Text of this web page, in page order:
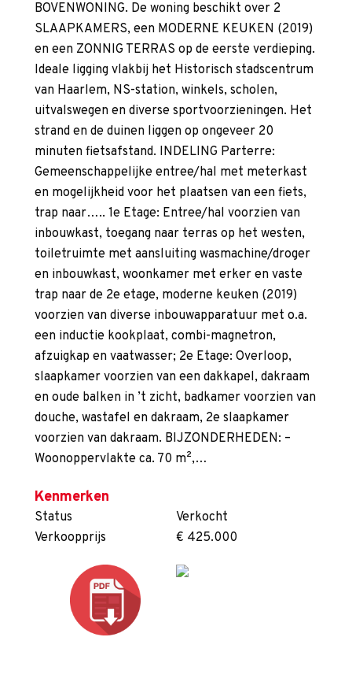
BOVENWONING. De woning beschikt over 2
SLAAPKAMERS, een MODERNE KEUKEN (2019)
en een ZONNIG TERRAS op de eerste verdieping.
Ideale ligging vlakbij het Historisch stadscentrum
van Haarlem, NS-station, winkels, scholen,
uitvalswegen en diverse sportvoorzieningen. Het
strand en de duinen liggen op ongeveer 20
minuten fietsafstand. INDELING Parterre:
Gemeenschappelijke entree/hal met meterkast
en mogelijkheid voor het plaatsen van een fiets,
trap naar….. 1e Etage: Entree/hal voorzien van
inbouwkast, toegang naar terras op het westen,
toiletruimte met aansluiting wasmachine/droger
en inbouwkast, woonkamer met erker en vaste
trap naar de 2e etage, moderne keuken (2019)
voorzien van diverse inbouwapparatuur met o.a.
een inductie kookplaat, combi-magnetron,
afzuigkap en vaatwasser; 2e Etage: Overloop,
slaapkamer voorzien van een dakkapel, dakraam
en oude balken in ’t zicht, badkamer voorzien van
douche, wastafel en dakraam, 2e slaapkamer
voorzien van dakraam. BIJZONDERHEDEN: –
Woonoppervlakte ca. 70 m²,…
Kenmerken
Status
Verkocht
Verkoopprijs
€ 425.000